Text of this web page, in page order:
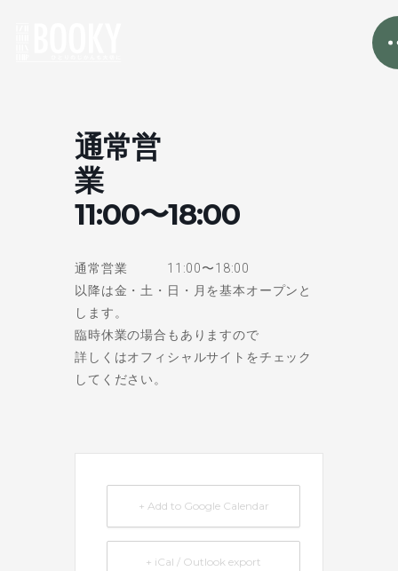
通常営
業
11:00〜18:00
通常営業 11:00〜18:00
以降は金・土・日・月を基本オープンと
します。
臨時休業の場合もありますので
詳しくはオフィシャルサイトをチェック
してください。
+ Add to Google Calendar
+ iCal / Outlook export